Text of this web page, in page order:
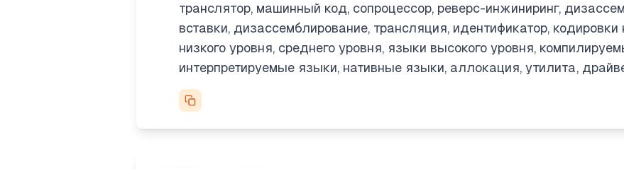
транслятор, машинный код, сопроцессор, реверс-инжиниринг,
вставки, дизассемблирование, трансляция, идентификатор,
низкого уровня, среднего уровня, языки высокого уровня,
интерпретируемые языки, нативные языки, аллокация, утилита,